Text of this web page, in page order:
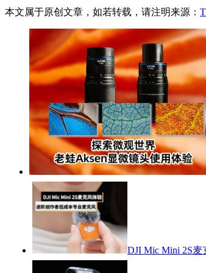
本文属于原创文章，如若转载，请注明来源：
DJI Mic Mini 2S